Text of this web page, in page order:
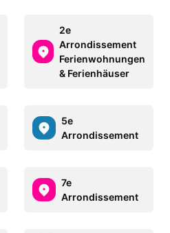
2e
Arrondissement
Ferienwohnungen
& Ferienhäuser
5e
Arrondissement
7e
Arrondissement